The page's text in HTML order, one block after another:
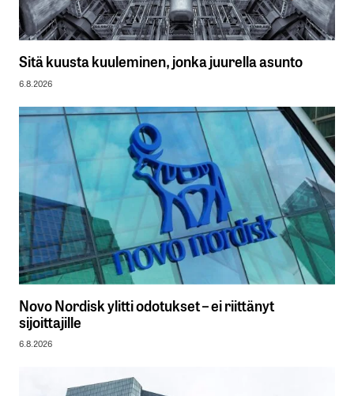
Sitä kuusta kuuleminen, jonka juurella asunto
6.8.2026
Novo Nordisk ylitti odotukset – ei riittänyt
sijoittajille
6.8.2026